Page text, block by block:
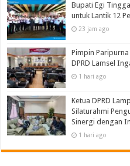
Bupati Egi
untuk Lantik 12
23 jam ago
Pimpin Paripurna
DPRD Lamsel
1 hari ago
Ketua DPRD
Silaturahmi
Sinergi dengan
1 hari ago